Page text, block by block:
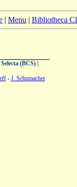
| Menu | Bibliotheca
(BCS)|
- J. Schumacher